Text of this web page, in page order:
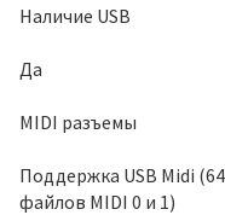
Наличие USB
Да
MIDI разъемы
Поддержка USB Midi
файлов MIDI 0 и 1)